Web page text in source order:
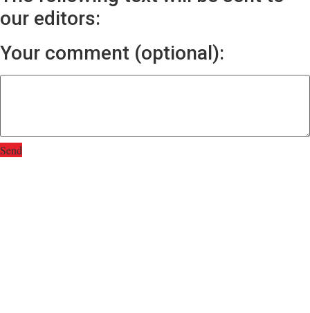
our editors:
Your comment (optional):
Send